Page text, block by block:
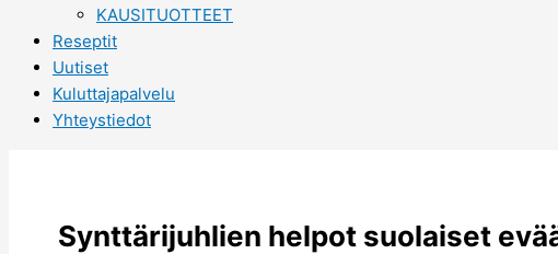
KAUSITUOTTEET
Reseptit
Uutiset
Kuluttajapalvelu
Yhteystiedot
Synttärijuhlien helpot suolaiset